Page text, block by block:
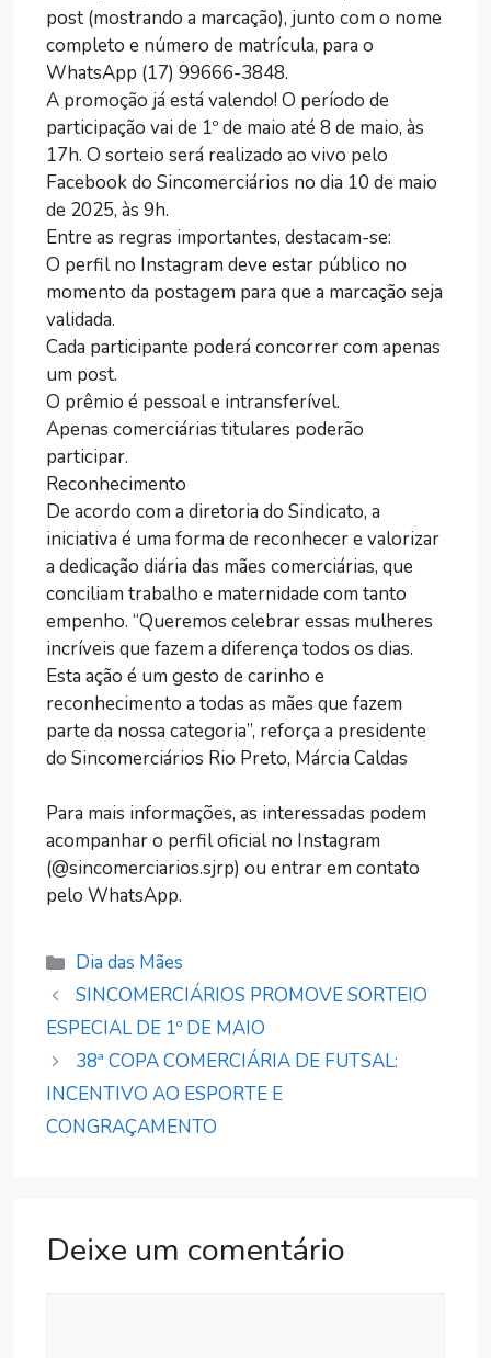
post (mostrando a marcação), junto com o nome
completo e número de matrícula, para o
WhatsApp (17) 99666-3848.
A promoção já está valendo! O período de
participação vai de 1º de maio até 8 de maio, às
17h. O sorteio será realizado ao vivo pelo
Facebook do Sincomerciários no dia 10 de maio
de 2025, às 9h.
Entre as regras importantes, destacam-se:
O perfil no Instagram deve estar público no
momento da postagem para que a marcação seja
validada.
Cada participante poderá concorrer com apenas
um post.
O prêmio é pessoal e intransferível.
Apenas comerciárias titulares poderão
participar.
Reconhecimento
De acordo com a diretoria do Sindicato, a
iniciativa é uma forma de reconhecer e valorizar
a dedicação diária das mães comerciárias, que
conciliam trabalho e maternidade com tanto
empenho. “Queremos celebrar essas mulheres
incríveis que fazem a diferença todos os dias.
Esta ação é um gesto de carinho e
reconhecimento a todas as mães que fazem
parte da nossa categoria”, reforça a presidente
do Sincomerciários Rio Preto, Márcia Caldas
Para mais informações, as interessadas podem
acompanhar o perfil oficial no Instagram
(@sincomerciarios.sjrp) ou entrar em contato
pelo WhatsApp.
Categorias
Dia das Mães
SINCOMERCIÁRIOS PROMOVE SORTEIO
ESPECIAL DE 1º DE MAIO
38ª COPA COMERCIÁRIA DE FUTSAL:
INCENTIVO AO ESPORTE E
CONGRAÇAMENTO
Deixe um comentário